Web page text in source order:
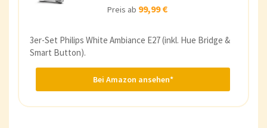
Preis ab 99,99 €
3er-Set Philips White Ambiance E27 (inkl. Hue Bridge &
Smart Button).
Bei Amazon ansehen*